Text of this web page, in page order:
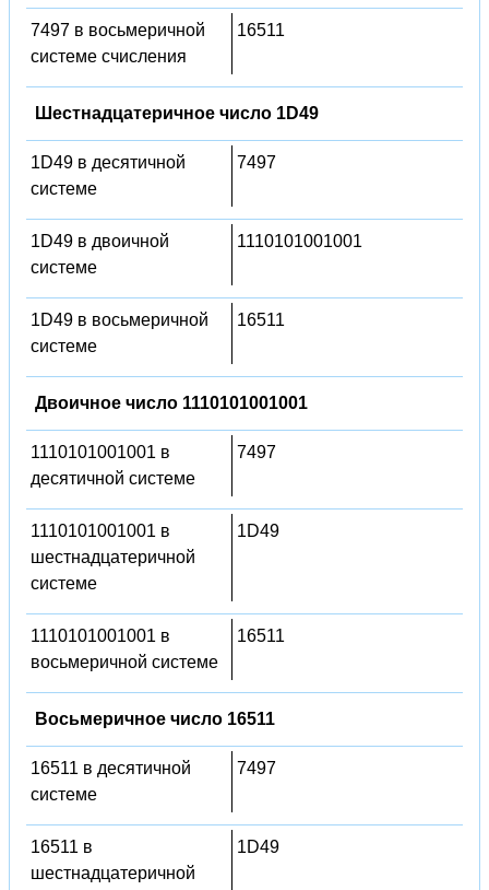
7497 в восьмеричной
системе счисления
16511
Шестнадцатеричное число 1D49
1D49 в десятичной
системе
7497
1D49 в двоичной
системе
1110101001001
1D49 в восьмеричной
системе
16511
Двоичное число 1110101001001
1110101001001 в
десятичной системе
7497
1110101001001 в
шестнадцатеричной
системе
1D49
1110101001001 в
восьмеричной системе
16511
Восьмеричное число 16511
16511 в десятичной
системе
7497
16511 в
шестнадцатеричной
1D49